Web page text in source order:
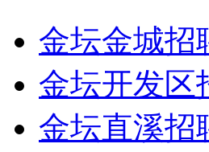
金坛金城招
金坛开发区
金坛直溪招